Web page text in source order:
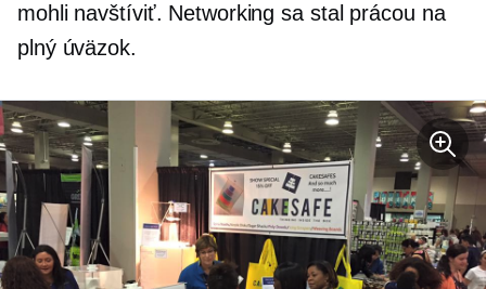
mohli navštíviť. Networking sa stal prácou na
plný úväzok.